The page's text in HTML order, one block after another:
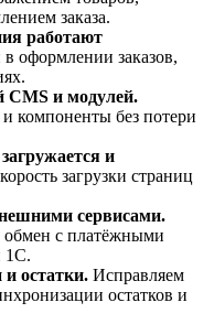
заказа.
работают
оформлении заказов,
CMS и модулей.
компоненты без потери
и
загрузки страниц
сервисами.
обмен с платёжными
1С.
остатки. Исправляем
остатков и